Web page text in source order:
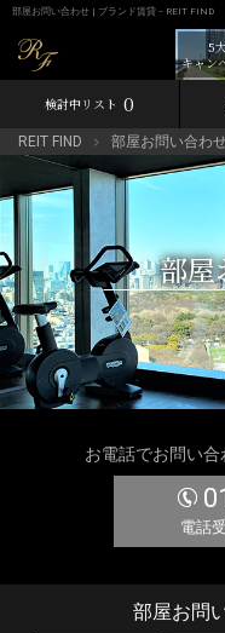
部屋お問い合わせ | ブランド賃貸－REIT FIND
5
キャン
検討中リスト 0
REIT FIND 部屋お問い合わ
部屋
お電話でお問い
電話
部屋お問